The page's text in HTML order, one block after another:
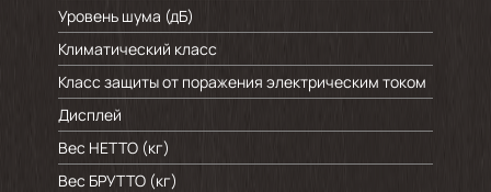
Уровень шума (дБ)
Климатический класс
Класс защиты от поражения электрическим током
Дисплей
Вес НЕТТО (кг)
Вес БРУТТО (кг)